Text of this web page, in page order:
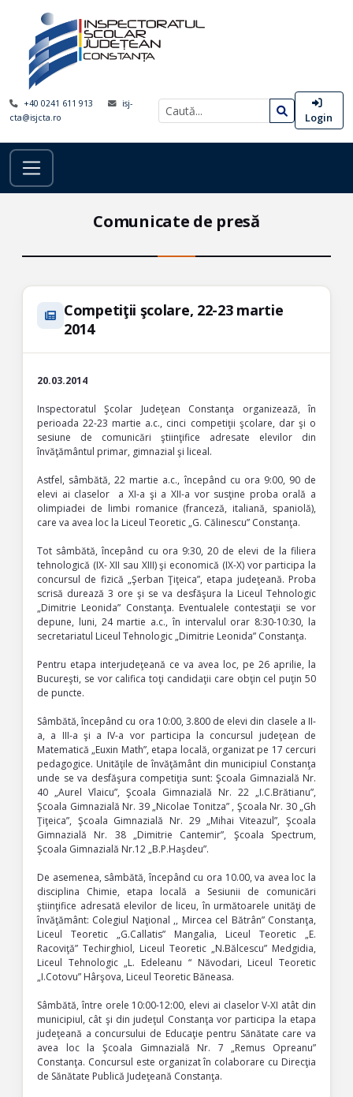
+40 0241 611 913
isj-
cta@isjcta.ro
Login
Comunicate de presă
Competiţii şcolare, 22-23 martie
2014
20.03.2014
Inspectoratul Şcolar Judeţean Constanţa organizează, în
perioada 22-23 martie a.c., cinci competiţii şcolare, dar şi o
sesiune de comunicări ştiinţifice adresate elevilor din
învăţământul primar, gimnazial şi liceal.
Astfel, sâmbătă, 22 martie a.c., începând cu ora 9:00, 90 de
elevi ai claselor a XI-a şi a XII-a vor susţine proba orală a
olimpiadei de limbi romanice (franceză, italiană, spaniolă),
care va avea loc la Liceul Teoretic „G. Călinescu” Constanţa.
Tot sâmbătă, începând cu ora 9:30, 20 de elevi de la filiera
tehnologică (IX- XII sau XIII) şi economică (IX-X) vor participa la
concursul de fizică „Şerban Ţiţeica”, etapa judeţeană. Proba
scrisă durează 3 ore şi se va desfăşura la Liceul Tehnologic
„Dimitrie Leonida” Constanţa. Eventualele contestaţii se vor
depune, luni, 24 martie a.c., în intervalul orar 8:30-10:30, la
secretariatul Liceul Tehnologic „Dimitrie Leonida” Constanţa.
Pentru etapa interjudeţeană ce va avea loc, pe 26 aprilie, la
Bucureşti, se vor califica toţi candidaţii care obţin cel puţin 50
de puncte.
Sâmbătă, începând cu ora 10:00, 3.800 de elevi din clasele a II-
a, a III-a şi a IV-a vor participa la concursul judeţean de
Matematică „Euxin Math”, etapa locală, organizat pe 17 cercuri
pedagogice. Unităţile de învăţământ din municipiul Constanţa
unde se va desfăşura competiţia sunt: Şcoala Gimnazială Nr.
40 „Aurel Vlaicu”, Şcoala Gimnazială Nr. 22 „I.C.Brătianu”,
Şcoala Gimnazială Nr. 39 „Nicolae Tonitza” , Şcoala Nr. 30 „Gh
Ţiţeica”, Şcoala Gimnazială Nr. 29 „Mihai Viteazul”, Şcoala
Gimnazială Nr. 38 „Dimitrie Cantemir”, Şcoala Spectrum,
Şcoala Gimnazială Nr.12 „B.P.Haşdeu”.
De asemenea, sâmbătă, începând cu ora 10.00, va avea loc la
disciplina Chimie, etapa locală a Sesiunii de comunicări
ştiinţifice adresată elevilor de liceu, în următoarele unităţi de
învăţământ: Colegiul Naţional ,, Mircea cel Bătrân” Constanţa,
Liceul Teoretic „G.Callatis” Mangalia, Liceul Teoretic „E.
Racoviţă” Techirghiol, Liceul Teoretic „N.Bălcescu” Medgidia,
Liceul Tehnologic „L. Edeleanu “ Năvodari, Liceul Teoretic
„I.Cotovu” Hârşova, Liceul Teoretic Băneasa.
Sâmbătă, între orele 10:00-12:00, elevi ai claselor V-XI atât din
municipiul, cât şi din judeţul Constanţa vor participa la etapa
judeţeană a concursului de Educaţie pentru Sănătate care va
avea loc la Şcoala Gimnazială Nr. 7 „Remus Opreanu”
Constanţa. Concursul este organizat în colaborare cu Direcţia
de Sănătate Publică Judeţeană Constanţa.